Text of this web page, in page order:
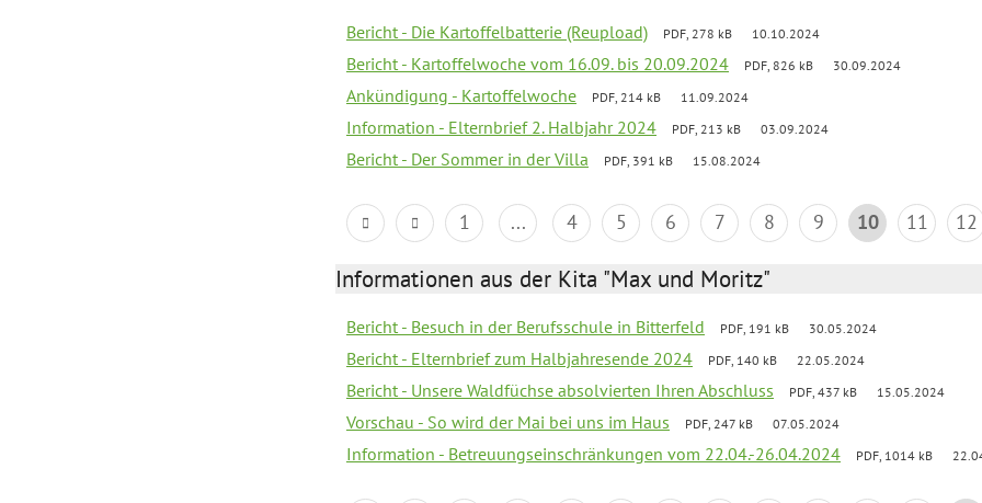
Bericht - Die Kartoffelbatterie (Reupload) PDF, 278 kB 10.10.2024
Bericht - Kartoffelwoche vom 16.09. bis 20.09.2024 PDF, 826 kB 30.09.2024
Ankündigung - Kartoffelwoche PDF, 214 kB 11.09.2024
Information - Elternbrief 2. Halbjahr 2024 PDF, 213 kB 03.09.2024
Bericht - Der Sommer in der Villa PDF, 391 kB 15.08.2024
1 ... 4 5 6 7 8 9 10 11 12
Informationen aus der Kita "Max und Moritz"
Bericht - Besuch in der Berufsschule in Bitterfeld PDF, 191 kB 30.05.2024
Bericht - Elternbrief zum Halbjahresende 2024 PDF, 140 kB 22.05.2024
Bericht - Unsere Waldfüchse absolvierten Ihren Abschluss PDF, 437 kB 15.05.2024
Vorschau - So wird der Mai bei uns im Haus PDF, 247 kB 07.05.2024
Information - Betreuungseinschränkungen vom 22.04.-26.04.2024 PDF, 1014 kB